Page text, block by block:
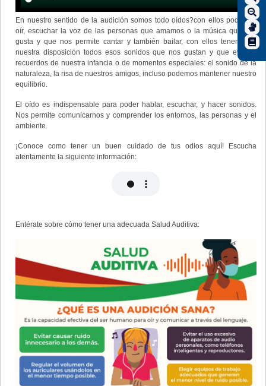
En nuestro sentido de la audición somos todo oídos?con ellos podemos
oír, escuchar la voz de las personas que amamos o la música que nos
gusta y que nos permite cantar y también bailar, con ellos tenemos a
nuestra disposición todos esos sonidos que nos gustan y que evocan
recuerdos de nuestra infancia o de momentos especiales: el sonido de la
naturaleza, la risa de nuestros amigos, incluso podemos mantener nuestro
equilibrio.
El oído es indispensable para poder hablar, escuchar, y hacer sonidos.
Nos permite comunicarnos y comprender los entornos, las personas y el
ambiente.
¡Conoce como tener un buen cuidado de tus odios aquí! Escucha
atentamente la siguiente información:
Entérate sobre cómo tener una adecuada Salud Auditiva: